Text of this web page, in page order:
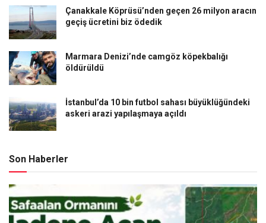
Çanakkale Köprüsü’nden geçen 26 milyon aracın
geçiş ücretini biz ödedik
Marmara Denizi’nde camgöz köpekbalığı
öldürüldü
İstanbul’da 10 bin futbol sahası büyüklüğündeki
askeri arazi yapılaşmaya açıldı
Son Haberler